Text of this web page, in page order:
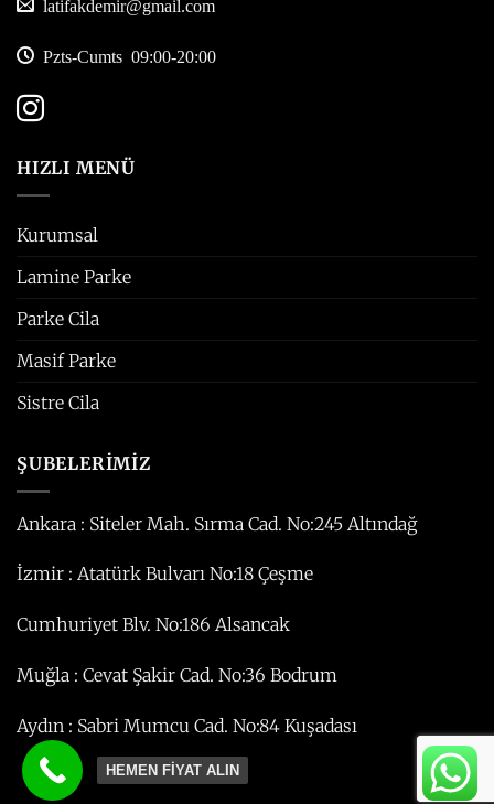
latifakdemir@gmail.com
Pzts-Cumts 09:00-20:00
HIZLI MENÜ
Kurumsal
Lamine Parke
Parke Cila
Masif Parke
Sistre Cila
ŞUBELERİMİZ
Ankara : Siteler Mah. Sırma Cad. No:245 Altındağ
İzmir : Atatürk Bulvarı No:18 Çeşme
Cumhuriyet Blv. No:186 Alsancak
Muğla : Cevat Şakir Cad. No:36 Bodrum
Aydın : Sabri Mumcu Cad. No:84 Kuşadası
HEMEN FİYAT ALIN